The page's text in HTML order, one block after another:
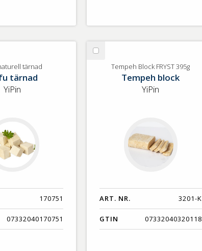
tärnad
tärnad
YiPin
170751
07332040170751
Välj
Tempeh
Tempeh Block FRYST 395g
Tempeh block
YiPin
ART. NR. 3201-K
GTIN 07332040320118